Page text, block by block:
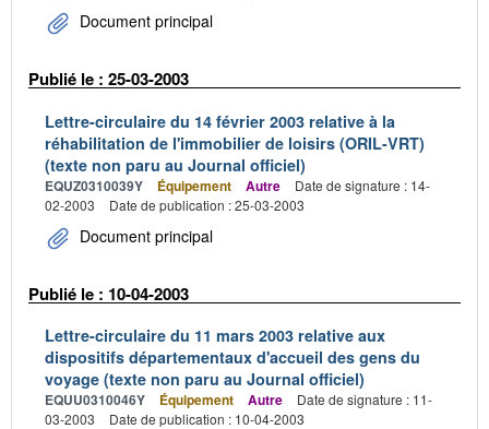
Document principal
Publié le : 25-03-2003
Lettre-circulaire du 14 février 2003 relative à la
réhabilitation de l'immobilier de loisirs (ORIL-VRT)
(texte non paru au Journal officiel)
EQUZ0310039Y Équipement Autre
Date de signature : 14-
02-2003
Date de publication : 25-03-2003
Document principal
Publié le : 10-04-2003
Lettre-circulaire du 11 mars 2003 relative aux
dispositifs départementaux d'accueil des gens du
voyage (texte non paru au Journal officiel)
EQUU0310046Y Équipement Autre
Date de signature : 11-
03-2003
Date de publication : 10-04-2003